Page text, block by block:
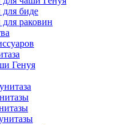
биде
раковин
Генуя